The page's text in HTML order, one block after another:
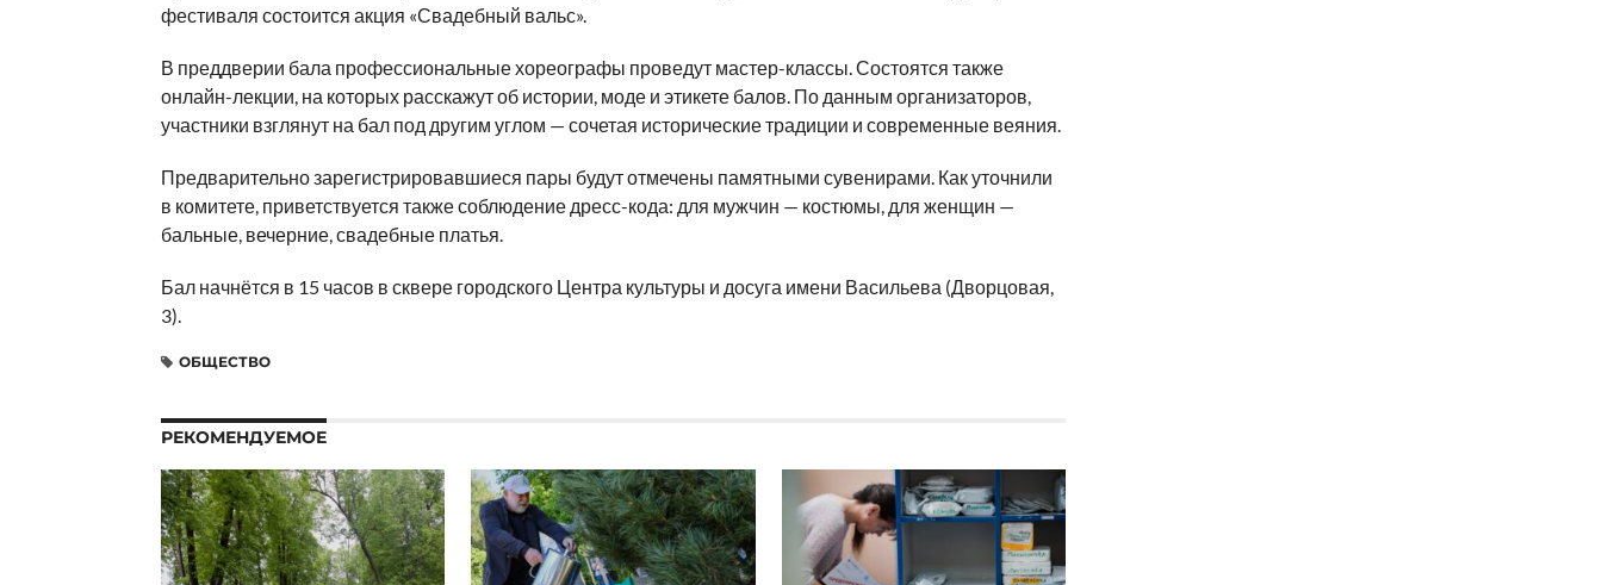
фестиваля состоится акция «Свадебный вальс».
В преддверии бала профессиональные хореографы проведут мастер-классы. Состоятся также
онлайн-лекции, на которых расскажут об истории, моде и этикете балов. По данным организаторов,
участники взглянут на бал под другим углом — сочетая исторические традиции и современные веяния.
Предварительно зарегистрировавшиеся пары будут отмечены памятными сувенирами. Как уточнили
в комитете, приветствуется также соблюдение дресс-кода: для мужчин — костюмы, для женщин —
бальные, вечерние, свадебные платья.
Бал начнётся в 15 часов в сквере городского Центра культуры и досуга имени Васильева (Дворцовая,
3).
ОБЩЕСТВО
РЕКОМЕНДУЕМОЕ